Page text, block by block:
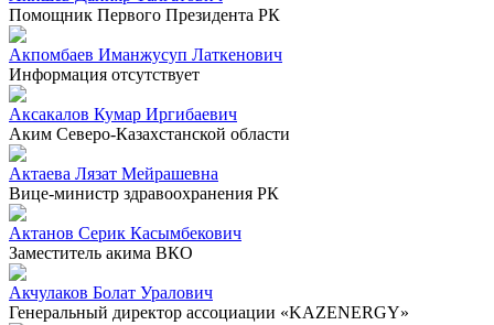
Помощник Первого Президента РК
Акпомбаев Иманжусуп Латкенович
Информация отсутствует
Аксакалов Кумар Иргибаевич
Аким Северо-Казахстанской области
Актаева Лязат Мейрашевна
Вице-министр здравоохранения РК
Актанов Серик Касымбекович
Заместитель акима ВКО
Акчулаков Болат Уралович
Генеральный директор ассоциации «KAZENERGY»